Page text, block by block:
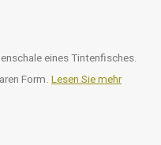
eines Tintenfisches.
Form. Lesen Sie mehr